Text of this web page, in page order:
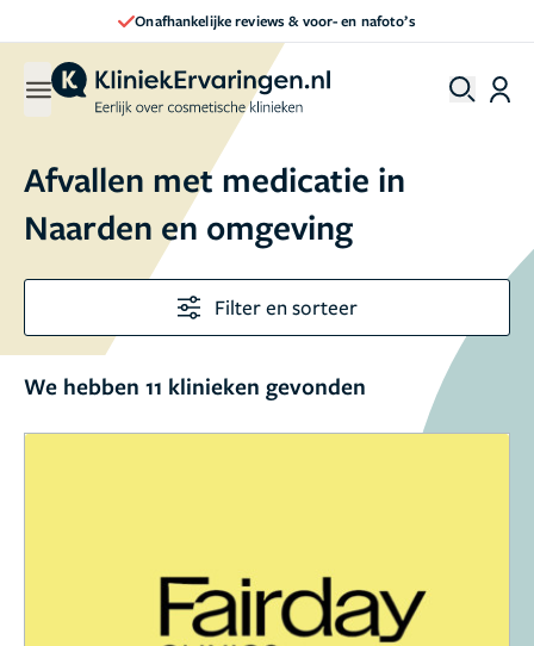
Onafhankelijke reviews & voor- en nafoto’s
Afvallen met medicatie in
Naarden en omgeving
Filter en sorteer
We hebben 11 klinieken gevonden